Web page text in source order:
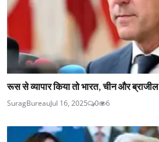
रूस से व्यापार किया तो भारत, चीन और
SuragBureauJul 16, 2025 0 6